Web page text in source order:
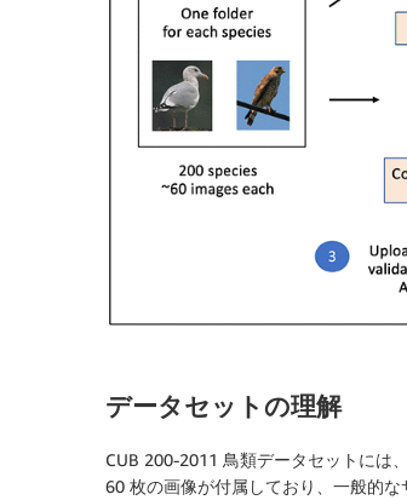
データセットの理解
CUB 200-2011 鳥類データセットには
60 枚の画像が付属しており、一般的